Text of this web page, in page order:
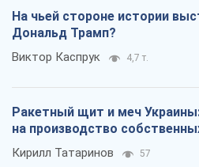
На чьей стороне истории
Дональд Трамп?
Виктор Каспрук 4,7 т.
Ракетный щит и меч
на производство
Кирилл Татаринов 57